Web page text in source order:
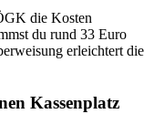
die Kosten
du rund 33 Euro
erleichtert die
Kassenplatz